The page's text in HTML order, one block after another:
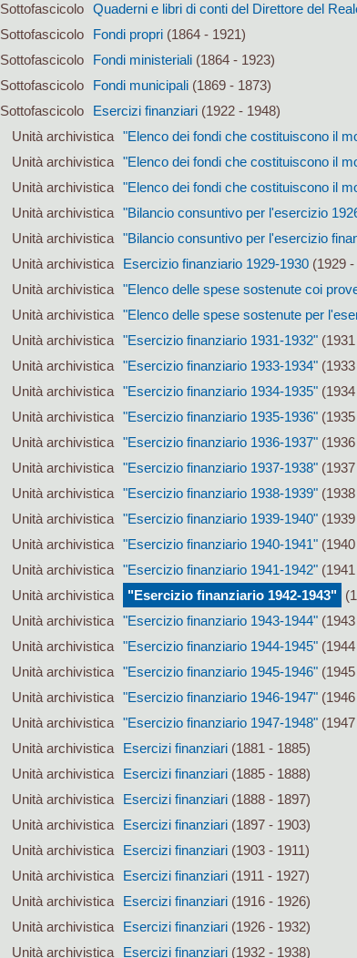
Sottofascicolo Quaderni e libri di conti del Direttore del
Sottofascicolo
Fondi propri(1864 - 1921)
Sottofascicolo
Fondi ministeriali(1864 - 1923)
Sottofascicolo
Fondi municipali(1869 - 1873)
Sottofascicolo
Esercizi finanziari(1922 - 1948)
Unità archivistica
"Elenco dei fondi che costituiscono il
Unità archivistica
"Elenco dei fondi che costituiscono il
Unità archivistica
"Elenco dei fondi che costituiscono il
Unità archivistica
"Bilancio consuntivo per l'esercizio
Unità archivistica
"Bilancio consuntivo per l'esercizio
Unità archivistica
Esercizio finanziario 1929-1930 (1929
Unità archivistica
"Elenco delle spese sostenute coi
Unità archivistica
"Elenco delle spese sostenute per
Unità archivistica
"Esercizio finanziario 1931-1932"
Unità archivistica
"Esercizio finanziario 1933-1934"
Unità archivistica
"Esercizio finanziario 1934-1935"
Unità archivistica
"Esercizio finanziario 1935-1936"
Unità archivistica
"Esercizio finanziario 1936-1937"
Unità archivistica
"Esercizio finanziario 1937-1938"
Unità archivistica
"Esercizio finanziario 1938-1939"
Unità archivistica
"Esercizio finanziario 1939-1940"
Unità archivistica
"Esercizio finanziario 1940-1941"
Unità archivistica
"Esercizio finanziario 1941-1942"
Unità archivistica
"Esercizio finanziario 1942-1943"
Unità archivistica
"Esercizio finanziario 1943-1944"
Unità archivistica
"Esercizio finanziario 1944-1945"
Unità archivistica
"Esercizio finanziario 1945-1946"
Unità archivistica
"Esercizio finanziario 1946-1947"
Unità archivistica
"Esercizio finanziario 1947-1948"
Unità archivistica
Esercizi finanziari (1881 - 1885)
Unità archivistica
Esercizi finanziari (1885 - 1888)
Unità archivistica
Esercizi finanziari (1888 - 1897)
Unità archivistica
Esercizi finanziari (1897 - 1903)
Unità archivistica
Esercizi finanziari (1903 - 1911)
Unità archivistica
Esercizi finanziari (1911 - 1927)
Unità archivistica
Esercizi finanziari (1916 - 1926)
Unità archivistica
Esercizi finanziari (1926 - 1932)
Unità archivistica
Esercizi finanziari (1932 - 1938)